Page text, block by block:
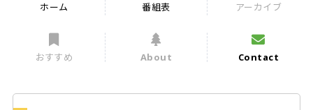
ホーム 番組表 アーカイブ
おすすめ About Contact